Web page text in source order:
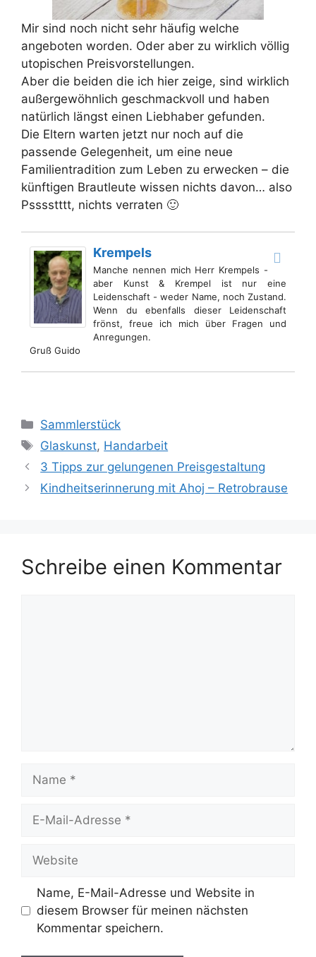
Mir sind noch nicht sehr häufig welche
angeboten worden. Oder aber zu wirklich völlig
utopischen Preisvorstellungen.
Aber die beiden die ich hier zeige, sind wirklich
außergewöhnlich geschmackvoll und haben
natürlich längst einen Liebhaber gefunden.
Die Eltern warten jetzt nur noch auf die
passende Gelegenheit, um eine neue
Familientradition zum Leben zu erwecken – die
künftigen Brautleute wissen nichts davon… also
Psssstttt, nichts verraten 🙂
Krempels
Manche nennen mich Herr Krempels -
aber Kunst & Krempel ist nur eine
Leidenschaft - weder Name, noch Zustand.
Wenn du ebenfalls dieser Leidenschaft
frönst, freue ich mich über Fragen und
Anregungen.
Gruß Guido
Kategorien
Sammlerstück
Schlagwörter
Glaskunst, Handarbeit
3 Tipps zur gelungenen Preisgestaltung
Kindheitserinnerung mit Ahoj – Retrobrause
Schreibe einen Kommentar
Name
Website
Name, E-Mail-Adresse und Website in
diesem Browser für meinen nächsten
Kommentar speichern.